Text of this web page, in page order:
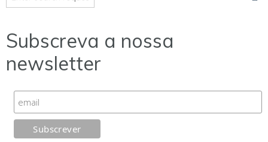
Subscreva a nossa
newsletter